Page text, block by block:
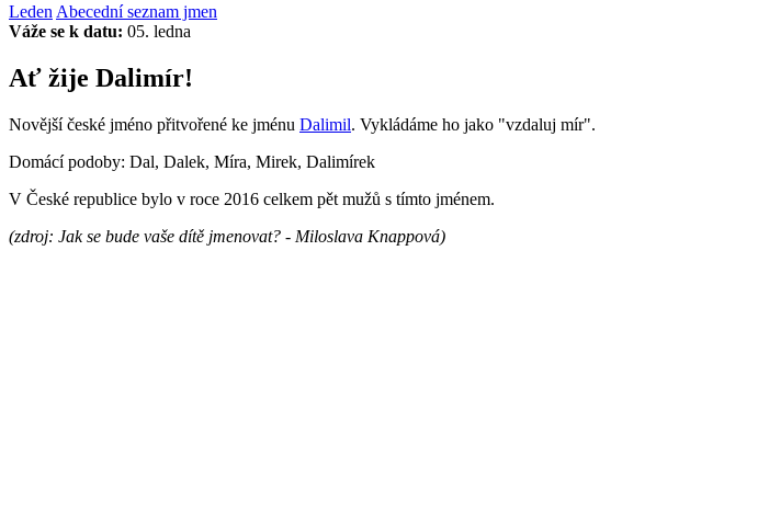
Leden Abecední seznam jmen
Váže se k datu: 05. ledna
Ať žije Dalimír!
Novější české jméno přitvořené ke jménu Dalimil. Vykládáme ho jako "vzdaluj mír".
Domácí podoby: Dal, Dalek, Míra, Mirek, Dalimírek
V České republice bylo v roce 2016 celkem pět mužů s tímto jménem.
(zdroj: Jak se bude vaše dítě jmenovat? - Miloslava Knappová)